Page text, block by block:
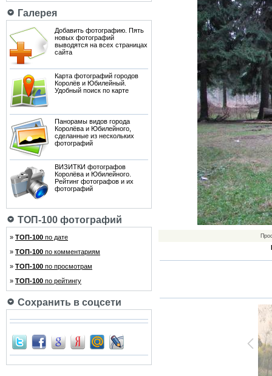
Галерея
Добавить фотографию. Пять
новых фотографий
выводятся на всех страницах
сайта
Карта фотографий городов
Королёв и Юбилейный.
Удобный поиск по карте
Панорамы видов города
Королёва и Юбилейного,
сделанные из нескольких
фотографий
ВИЗИТКИ фотографов
Королёва и Юбилейного.
Рейтинг фотографов и их
фотографий
ТОП-100 фотографий
» ТОП-100 по дате
» ТОП-100 по комментариям
» ТОП-100 по просмотрам
» ТОП-100 по рейтингу
Сохранить в соцсети